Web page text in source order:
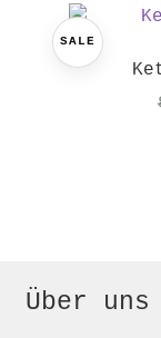
SALE
Über uns